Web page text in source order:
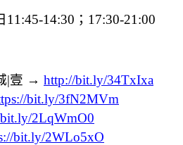
14:30；17:30-21:00
|壹 → http://bit.ly/34TxIxa
bit.ly/3fN2MVm
2LqWmO0
bit.ly/2WLo5xO